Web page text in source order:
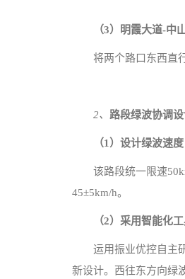
（3）明霞大道-中
将两个路口东西直
2、 路段绿波协调
（1）设计绿波速度
该路段统一限速
45±5km/h。
（2）采用智能化
运用振业优控自主
新设计。西往东方向绿